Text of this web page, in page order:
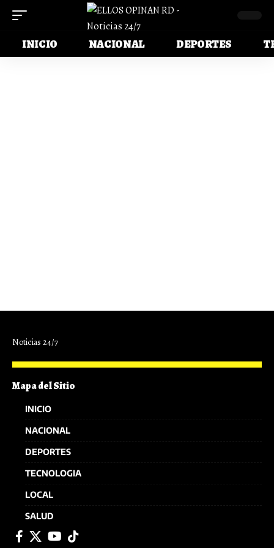
INICIO NACIONAL DEPORTES
Noticias 24/7
Mapa del Sitio
INICIO
NACIONAL
DEPORTES
TECNOLOGIA
LOCAL
SALUD